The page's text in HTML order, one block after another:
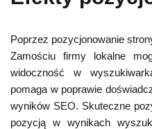
Poprzez pozycjonowanie
Zamościu firmy lokalne
widoczność w
pomaga w poprawie
wyników SEO. Skuteczne
pozycją w wynikach